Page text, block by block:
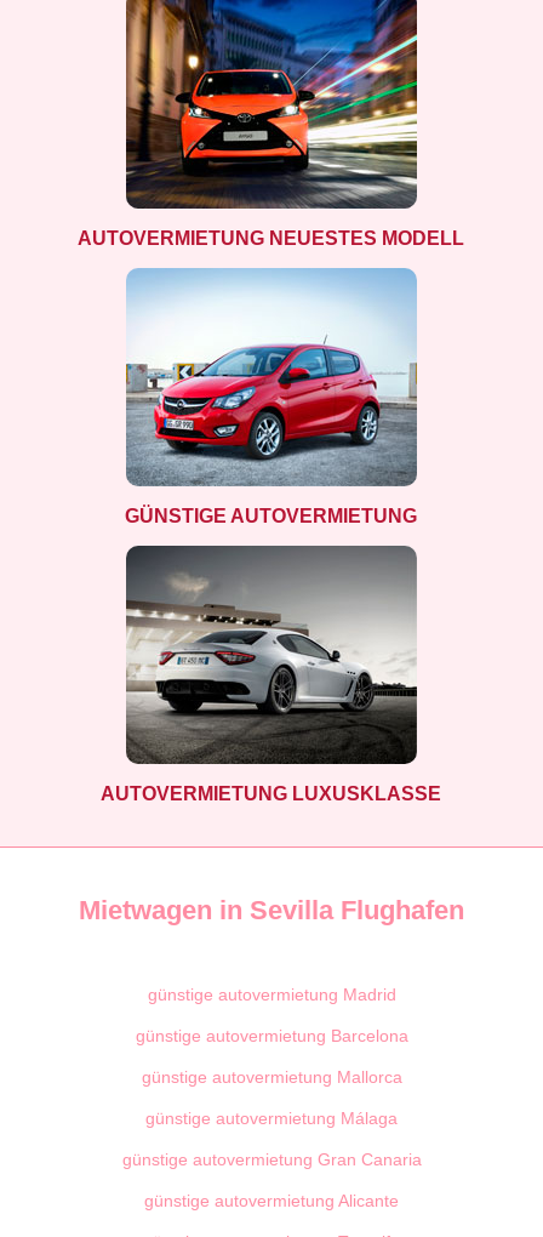
AUTOVERMIETUNG NEUESTES MODELL
GÜNSTIGE AUTOVERMIETUNG
AUTOVERMIETUNG LUXUSKLASSE
Mietwagen in Sevilla Flughafen
günstige autovermietung Madrid
günstige autovermietung Barcelona
günstige autovermietung Mallorca
günstige autovermietung Málaga
günstige autovermietung Gran Canaria
günstige autovermietung Alicante